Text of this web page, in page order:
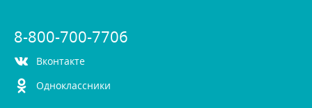
8-800-700-7706
контакте
Одноклассники